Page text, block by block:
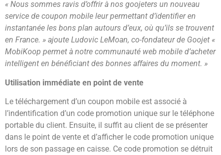
« Nous sommes ravis d’offrir à nos goojeters un nouveau
service de coupon mobile leur permettant d’identifier en
instantanée les bons plan autours d’eux, où qu’ils se trouvent
en France. » ajoute Ludovic LeMoan, co-fondateur de Goojet «
MobiKoop permet à notre communauté web mobile d’acheter
intelligent en bénéficiant des bonnes affaires du moment. »
Utilisation immédiate en point de vente
Le téléchargement d’un coupon mobile est associé à
l’indentification d’un code promotion unique sur le téléphone
portable du client. Ensuite, il suffit au client de se présenter
dans le point de vente et d’afficher le code promotion unique
lors de son passage en caisse. Ce code promotion se détruit